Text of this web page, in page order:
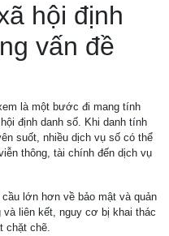
hội định
vấn đề
là một bước đi mang tính
định danh số. Khi danh tính
suốt, nhiều dịch vụ số có thể
thông, tài chính đến dịch vụ
lớn hơn về bảo mật và quản
liên kết, nguy cơ bị khai thác
chặt chẽ.